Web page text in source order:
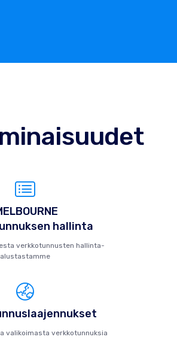
hallinta
verkkotunnusten hallinta-
alustastamme
valikoimasta verkkotunnuksia